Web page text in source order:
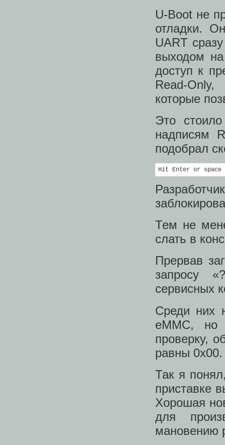
U-Boot не
отладки.
UART
выходом на
доступ к
Read-
которые
Это
надписям
подобрал
Hit Enter or
Тем не
слать в
Прервав
запросу
сервисных
Среди них
eMMC,
проверку,
равны 0x00.
Так я
приставке
Хорошая
для
мановению